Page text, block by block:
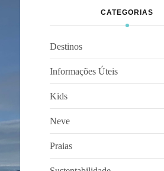
CATEGORIAS
Destinos
Informações Úteis
Kids
Neve
Praias